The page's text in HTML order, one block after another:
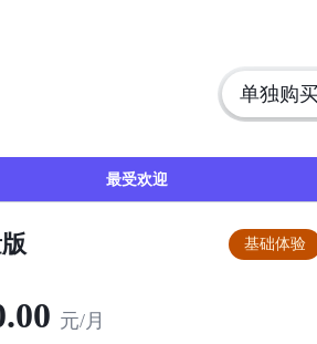
单独购
最受欢迎
基础体验
.00 元/月